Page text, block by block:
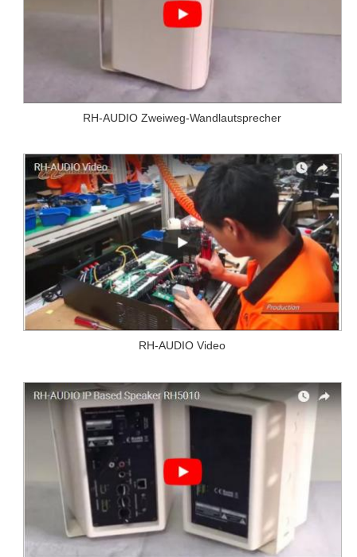
RH-AUDIO Zweiweg-Wandlautsprecher
RH-AUDIO Video